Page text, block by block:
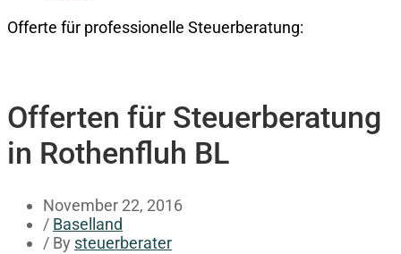
Offerte für professionelle Steuerberatung:
Offerten für Steuerberatung
in Rothenfluh BL
November 22, 2016
/ Baselland
/ By steuerberater